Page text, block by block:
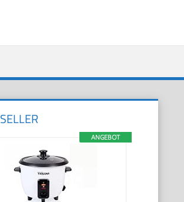
ANGEBOT